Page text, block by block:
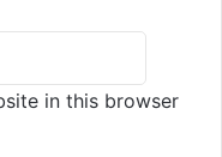
in this browser